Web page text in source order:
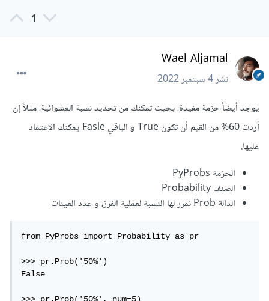
1
Wael Aljamal
نشر4 سبتمبر 2022
يوجد أيضاً حزمة مفيدة، بحيث تمكنك من تحديد نسبة العشوائية، مثلاً إن
أردت 60% من القيم أن تكون True و الباقي Fasle يمكنك الاعتماد
عليها.
الحزمة PyProbs
الصنف Probability
الدالة Prob نمرر لها النسبة لعملية الفرز، و عدد العينات
from PyProbs import Probability as pr
>>> pr.Prob('50%')
False